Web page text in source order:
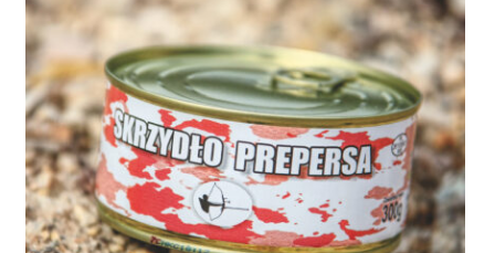
Noże survivalowe
Inne